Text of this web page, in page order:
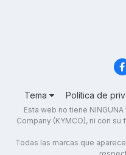
Tema Política de
Esta web no tiene
Company (KYMCO), ni con su
Todas las marcas que